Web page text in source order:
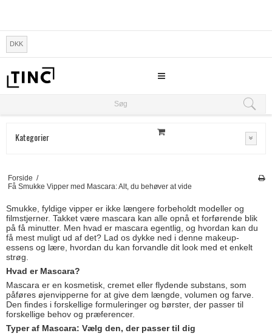
DKK
Søg
Kategorier
Forside /
Få Smukke Vipper med Mascara: Alt, du behøver at vide
Smukke, fyldige vipper er ikke længere forbeholdt modeller og
filmstjerner. Takket være mascara kan alle opnå et forførende blik
på få minutter. Men hvad er mascara egentlig, og hvordan kan du
få mest muligt ud af det? Lad os dykke ned i denne makeup-
essens og lære, hvordan du kan forvandle dit look med et enkelt
strøg.
Hvad er Mascara?
Mascara er en kosmetisk, cremet eller flydende substans, som
påføres øjenvipperne for at give dem længde, volumen og farve.
Den findes i forskellige formuleringer og børster, der passer til
forskellige behov og præferencer.
Typer af Mascara: Vælg den, der passer til dig